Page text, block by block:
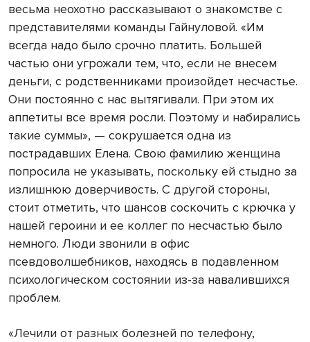
весьма неохотно рассказывают о знакомстве с
представителями команды Гайнуловой. «Им
всегда надо было срочно платить. Большей
частью они угрожали тем, что, если не внесем
деньги, с родственниками произойдет несчастье.
Они постоянно с нас вытягивали. При этом их
аппетиты все время росли. Поэтому и набирались
такие суммы», — сокрушается одна из
пострадавших Елена. Свою фамилию женщина
попросила не указывать, поскольку ей стыдно за
излишнюю доверчивость. С другой стороны,
стоит отметить, что шансов соскочить с крючка у
нашей героини и ее коллег по несчастью было
немного. Люди звонили в офис
псевдоволшебников, находясь в подавленном
психологическом состоянии из-за навалившихся
проблем.
«Лечили от разных болезней по телефону,